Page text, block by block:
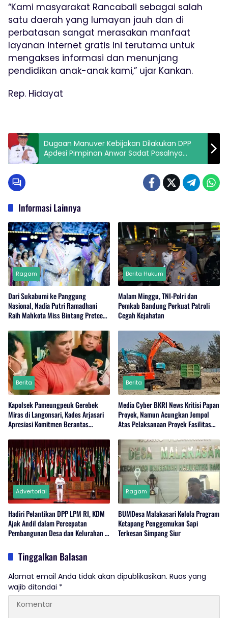
“Kami masyarakat Rancabali sebagai salah
satu daerah yang lumayan jauh dan di
perbatasan sangat merasakan manfaat
layanan internet gratis ini terutama untuk
mengakses informasi dan menunjang
pendidikan anak-anak kami,” ujar Kankan.
Rep. Hidayat
Dugaan Manuver Kebijakan Dilakukan DPP
Apdesi Pimpinan Anwar Sadat Pasalnya
Gelar Rakernas Tak Libatkan DPC Resmi
Informasi Lainnya
Ragam
Dari Sukabumi ke Panggung
Nasional, Nadia Putri Ramadhani
Raih Mahkota Miss Bintang Preteen
Berita Hukum
Malam Minggu, TNI-Polri dan
Pemkab Bandung Perkuat Patroli
Cegah Kejahatan
Berita
Kapolsek Pameungpeuk Gerebek
Miras di Langonsari, Kades Arjasari
Apresiasi Komitmen Berantas
Berita
Media Cyber BKRI News Kritisi Papan
Proyek, Namun Acungkan Jempol
Atas Pelaksanaan Proyek Fasilitas
Advertorial
Hadiri Pelantikan DPP LPM RI, KDM
Ajak Andil dalam Percepatan
Pembangunan Desa dan Kelurahan di
Ragam
BUMDesa Malakasari Kelola Program
Ketapang Penggemukan Sapi
Terkesan Simpang Siur
Tinggalkan Balasan
Alamat email Anda tidak akan dipublikasikan. Ruas yang
wajib ditandai *